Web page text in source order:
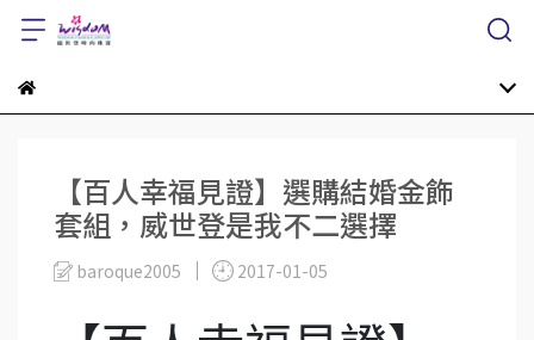
【百人幸福見證】選購結婚金飾
套組，威世登是我不二選擇
baroque2005 2017-01-05